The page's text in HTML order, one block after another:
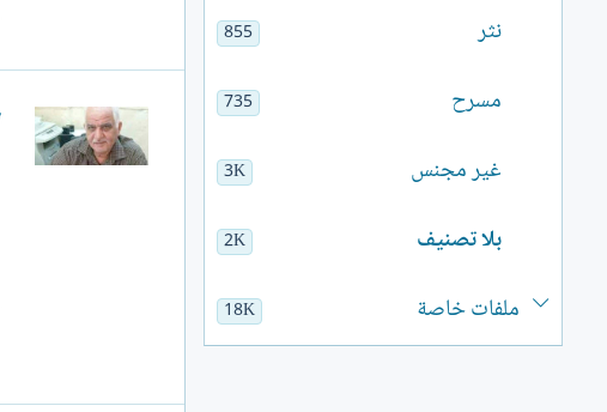
نثر 855
مسرح 735
غير مجنس 3K
بلا تصنيف 2K
ملفات خاصة 18K